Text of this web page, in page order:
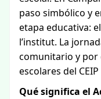
paso simbólico y
etapa educativa:
l’institut. La
comunitario y por
escolares del
Qué significa el